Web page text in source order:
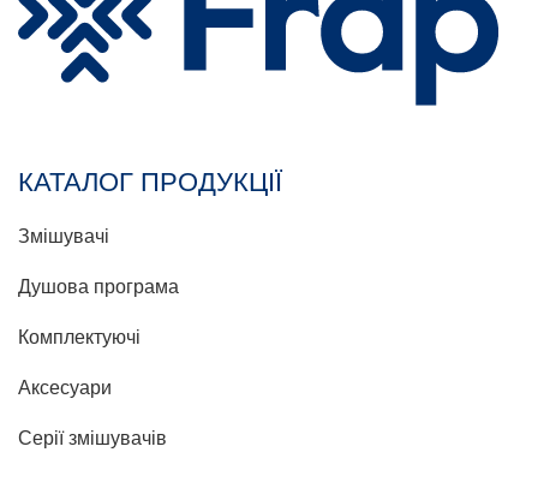
КАТАЛОГ ПРОДУКЦІЇ
Змішувачі
Душова програма
Комплектуючі
Аксесуари
Серії змішувачів